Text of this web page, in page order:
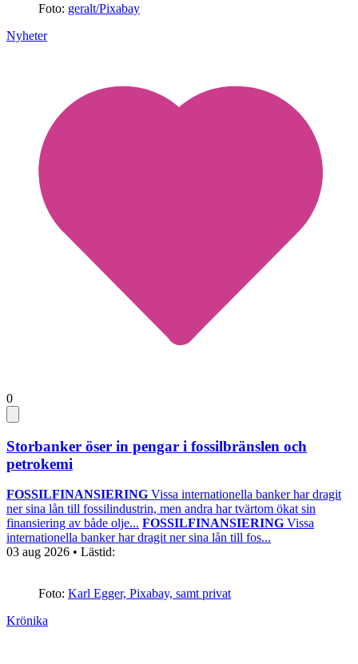
Foto: geralt/Pixabay
Nyheter
0
Storbanker öser in pengar i fossilbränslen och
petrokemi
FOSSILFINANSIERING Vissa internationella banker har dragit
ner sina lån till fossilindustrin, men andra har tvärtom ökat sin
finansiering av både olje... FOSSILFINANSIERING Vissa
internationella banker har dragit ner sina lån till fos...
03 aug 2026 • Lästid:
Foto: Karl Egger, Pixabay, samt privat
Krönika